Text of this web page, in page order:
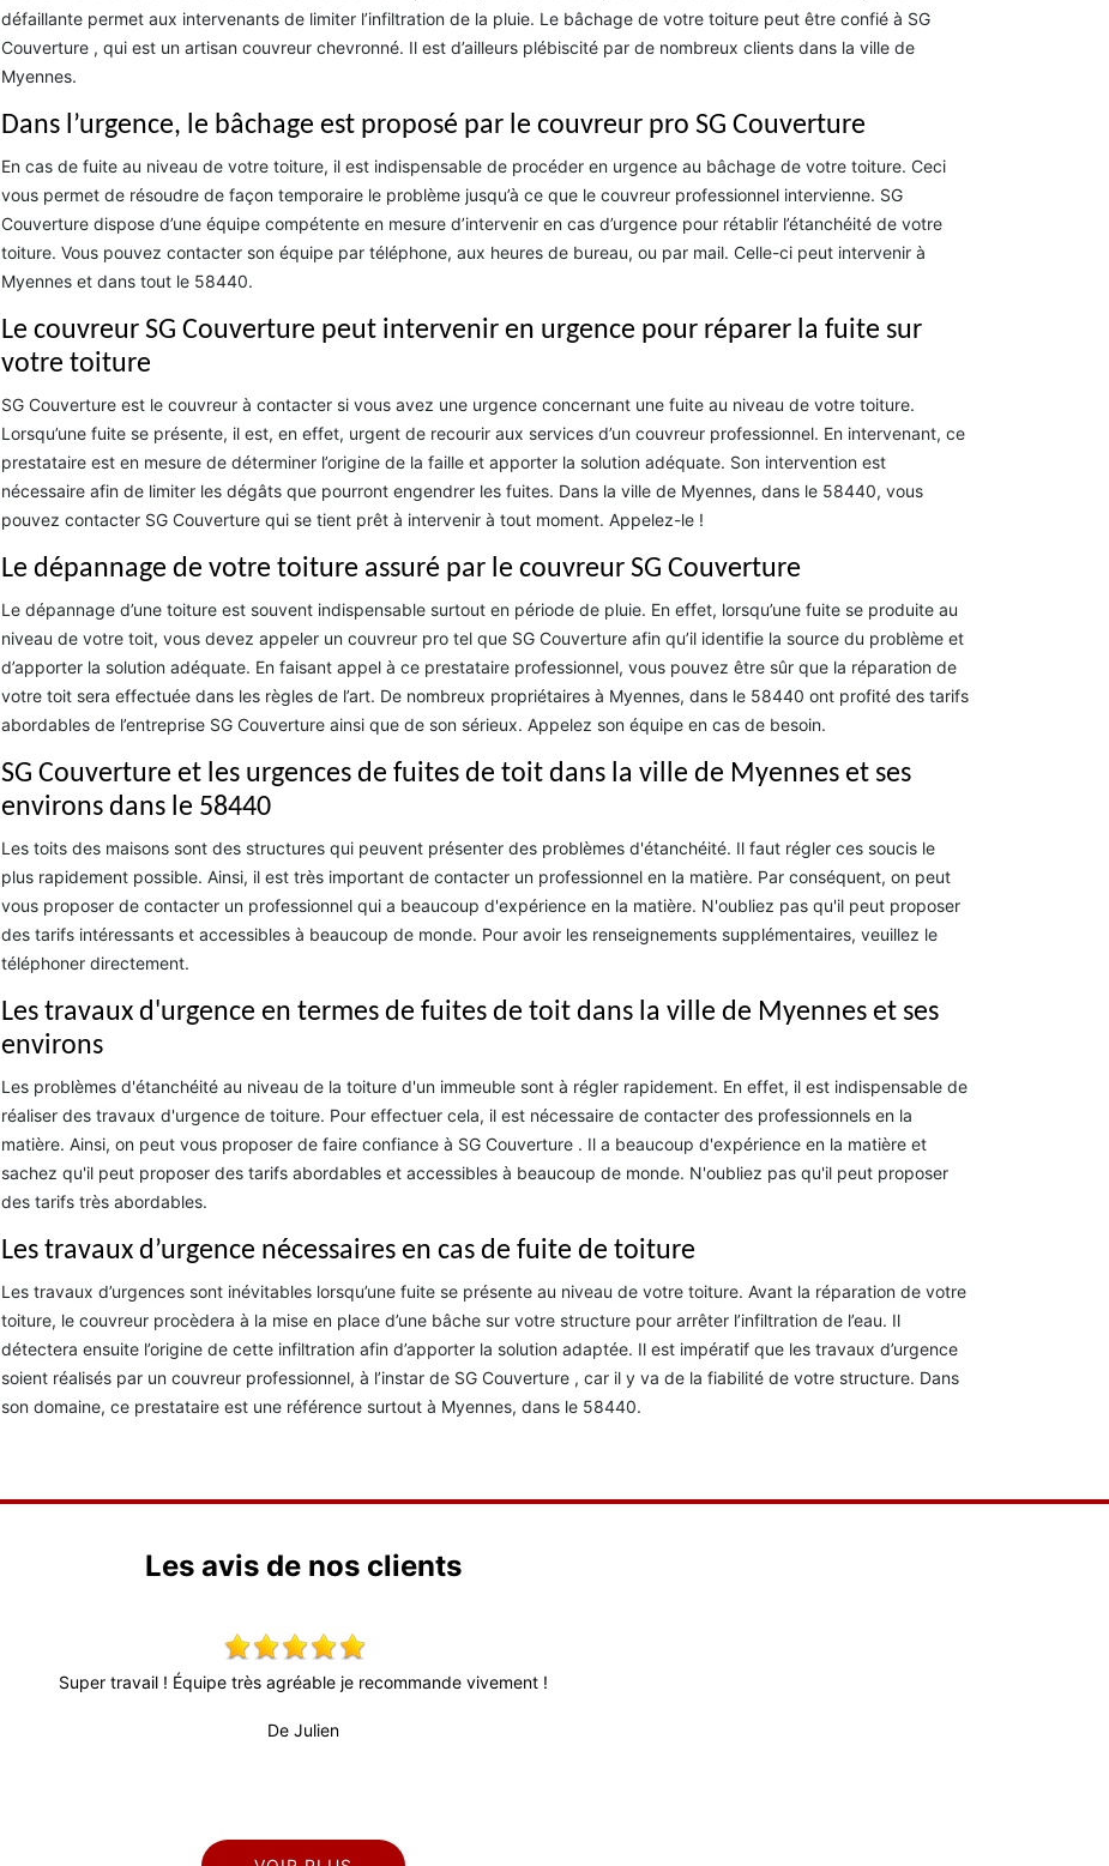
défaillante permet aux intervenants de limiter l’infiltration de la pluie. Le bâchage de votre toiture peut être confié à SG
Couverture , qui est un artisan couvreur chevronné. Il est d’ailleurs plébiscité par de nombreux clients dans la ville de
Myennes.
Dans l’urgence, le bâchage est proposé par le couvreur pro SG Couverture
En cas de fuite au niveau de votre toiture, il est indispensable de procéder en urgence au bâchage de votre toiture. Ceci
vous permet de résoudre de façon temporaire le problème jusqu’à ce que le couvreur professionnel intervienne. SG
Couverture dispose d’une équipe compétente en mesure d’intervenir en cas d’urgence pour rétablir l’étanchéité de votre
toiture. Vous pouvez contacter son équipe par téléphone, aux heures de bureau, ou par mail. Celle-ci peut intervenir à
Myennes et dans tout le 58440.
Le couvreur SG Couverture peut intervenir en urgence pour réparer la fuite sur
votre toiture
SG Couverture est le couvreur à contacter si vous avez une urgence concernant une fuite au niveau de votre toiture.
Lorsqu’une fuite se présente, il est, en effet, urgent de recourir aux services d’un couvreur professionnel. En intervenant, ce
prestataire est en mesure de déterminer l’origine de la faille et apporter la solution adéquate. Son intervention est
nécessaire afin de limiter les dégâts que pourront engendrer les fuites. Dans la ville de Myennes, dans le 58440, vous
pouvez contacter SG Couverture qui se tient prêt à intervenir à tout moment. Appelez-le !
Le dépannage de votre toiture assuré par le couvreur SG Couverture
Le dépannage d’une toiture est souvent indispensable surtout en période de pluie. En effet, lorsqu’une fuite se produite au
niveau de votre toit, vous devez appeler un couvreur pro tel que SG Couverture afin qu’il identifie la source du problème et
d’apporter la solution adéquate. En faisant appel à ce prestataire professionnel, vous pouvez être sûr que la réparation de
votre toit sera effectuée dans les règles de l’art. De nombreux propriétaires à Myennes, dans le 58440 ont profité des tarifs
abordables de l’entreprise SG Couverture ainsi que de son sérieux. Appelez son équipe en cas de besoin.
SG Couverture et les urgences de fuites de toit dans la ville de Myennes et ses
environs dans le 58440
Les toits des maisons sont des structures qui peuvent présenter des problèmes d'étanchéité. Il faut régler ces soucis le
plus rapidement possible. Ainsi, il est très important de contacter un professionnel en la matière. Par conséquent, on peut
vous proposer de contacter un professionnel qui a beaucoup d'expérience en la matière. N'oubliez pas qu'il peut proposer
des tarifs intéressants et accessibles à beaucoup de monde. Pour avoir les renseignements supplémentaires, veuillez le
téléphoner directement.
Les travaux d'urgence en termes de fuites de toit dans la ville de Myennes et ses
environs
Les problèmes d'étanchéité au niveau de la toiture d'un immeuble sont à régler rapidement. En effet, il est indispensable de
réaliser des travaux d'urgence de toiture. Pour effectuer cela, il est nécessaire de contacter des professionnels en la
matière. Ainsi, on peut vous proposer de faire confiance à SG Couverture . Il a beaucoup d'expérience en la matière et
sachez qu'il peut proposer des tarifs abordables et accessibles à beaucoup de monde. N'oubliez pas qu'il peut proposer
des tarifs très abordables.
Les travaux d’urgence nécessaires en cas de fuite de toiture
Les travaux d’urgences sont inévitables lorsqu’une fuite se présente au niveau de votre toiture. Avant la réparation de votre
toiture, le couvreur procèdera à la mise en place d’une bâche sur votre structure pour arrêter l’infiltration de l’eau. Il
détectera ensuite l’origine de cette infiltration afin d’apporter la solution adaptée. Il est impératif que les travaux d’urgence
soient réalisés par un couvreur professionnel, à l’instar de SG Couverture , car il y va de la fiabilité de votre structure. Dans
son domaine, ce prestataire est une référence surtout à Myennes, dans le 58440.
Les avis de nos clients
Super travail ! Équipe très agréable je recommande vivement !
De Julien